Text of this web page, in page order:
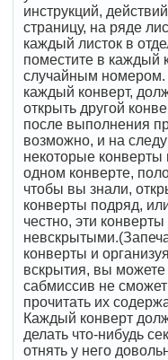
инструкций,
страницу, на ряде
каждый листок в
поместите в каждый
случайным номером.
каждый конверт,
открыть другой
после выполнения
возможно, и на
некоторые конверты
одном конверте,
чтобы вы знали,
конверты подряд,
честно, эти
конверты и
вскрытия, вы можете
сабмиссив не
прочитать их
Каждый конверт
делать что-нибудь
отнять у него